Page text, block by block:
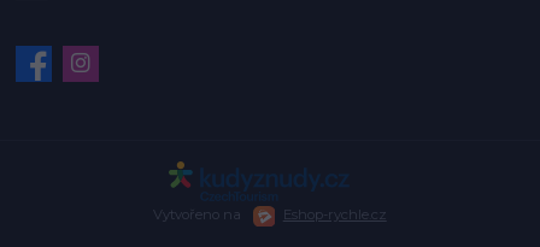
Vytvořeno na Eshop-rychle.cz